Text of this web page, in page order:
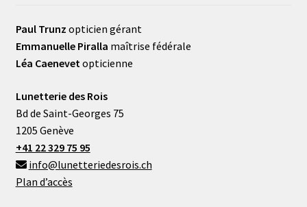
Paul Trunz opticien gérant
Emmanuelle Piralla maîtrise fédérale
Léa Caenevetopticienne
Lunetterie des Rois
Bd de Saint-Georges 75
1205 Genève
+41 22 329 75 95
info@lunetteriedesrois.ch
Plan d’accès